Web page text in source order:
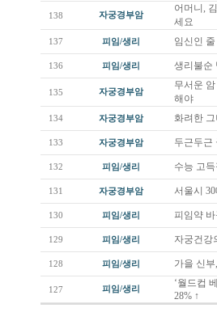
138 자궁경부암
어머니,
세요
137 피임/생리 임신인
136 피임/생리 생리불순
135 자궁경부암
무서운
해야
134 자궁경부암 화려한
133 자궁경부암 두근두근
132 피임/생리 수능 고
131 자궁경부암 서울시
130 피임/생리 피임약
129 피임/생리 자궁건강
128 피임/생리 가을 신
127 피임/생리
‘월드컵
28% ↑